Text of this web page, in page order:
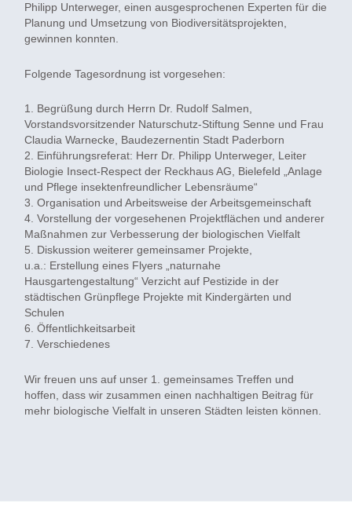
Philipp Unterweger, einen ausgesprochenen Experten für die
Planung und Umsetzung von Biodiversitätsprojekten,
gewinnen konnten.
Folgende Tagesordnung ist vorgesehen:
1. Begrüßung durch Herrn Dr. Rudolf Salmen,
Vorstandsvorsitzender Naturschutz-Stiftung Senne und Frau
Claudia Warnecke, Baudezernentin Stadt Paderborn
2. Einführungsreferat: Herr Dr. Philipp Unterweger, Leiter
Biologie Insect-Respect der Reckhaus AG, Bielefeld „Anlage
und Pflege insektenfreundlicher Lebensräume“
3. Organisation und Arbeitsweise der Arbeitsgemeinschaft
4. Vorstellung der vorgesehenen Projektflächen und anderer
Maßnahmen zur Verbesserung der biologischen Vielfalt
5. Diskussion weiterer gemeinsamer Projekte,
u.a.: Erstellung eines Flyers „naturnahe
Hausgartengestaltung“ Verzicht auf Pestizide in der
städtischen Grünpflege Projekte mit Kindergärten und
Schulen
6. Öffentlichkeitsarbeit
7. Verschiedenes
Wir freuen uns auf unser 1. gemeinsames Treffen und
hoffen, dass wir zusammen einen nachhaltigen Beitrag für
mehr biologische Vielfalt in unseren Städten leisten können.